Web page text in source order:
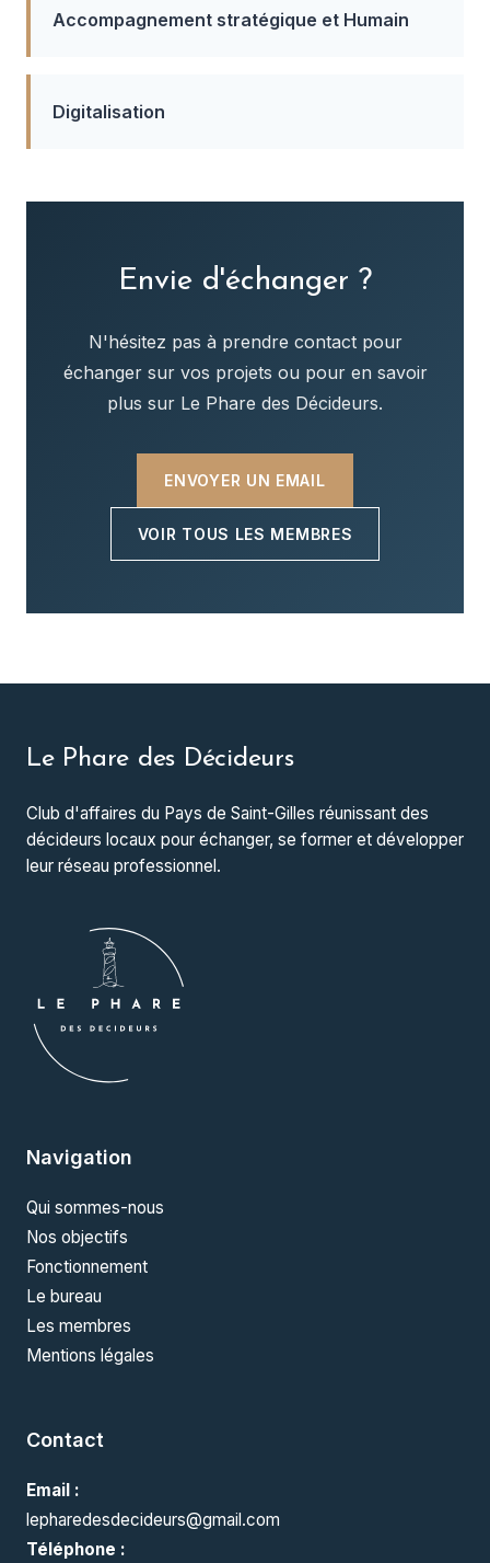
Accompagnement stratégique et Humain
Digitalisation
Envie d'échanger ?
N'hésitez pas à prendre contact pour
échanger sur vos projets ou pour en savoir
plus sur Le Phare des Décideurs.
ENVOYER UN EMAIL
VOIR TOUS LES MEMBRES
Le Phare des Décideurs
Club d'affaires du Pays de Saint-Gilles réunissant des
décideurs locaux pour échanger, se former et développer
leur réseau professionnel.
Navigation
Qui sommes-nous
Nos objectifs
Fonctionnement
Le bureau
Les membres
Mentions légales
Contact
Email :
lepharedesdecideurs@gmail.com
Téléphone :